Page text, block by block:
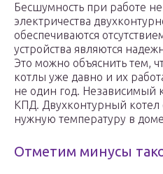
Бесшумность при работе
электричества
обеспечиваются
устройства являются
Это можно объяснить тем,
котлы уже давно и их
не один год. Независимый
КПД. Двухконтурный котел
нужную температуру в
Отметим минусы